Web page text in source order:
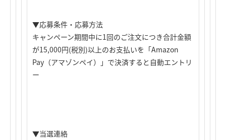
▼応募条件・応募方法
キャンペーン期間中に1回のご注文につき合計金額
が15,000円(税別)以上のお支払いを「Amazon
Pay（アマゾンペイ）」で決済すると自動エントリ
ー
▼当選連絡